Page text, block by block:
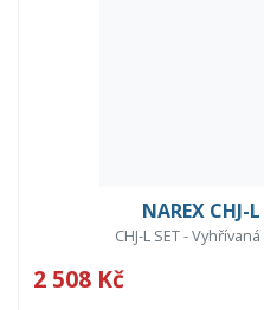
NAREX CHJ-
CHJ-L SET -
2 508 Kč